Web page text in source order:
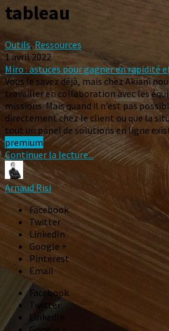
tableau
Outils,Ressources
1 avril 2022
Miro : astuces pour gagner en rapidité
Vous le savez déjà, mais chez Akiani
travailler en collaboration avec les
missions. Mais quand il n’est pas
directement chez le client ou que la
tout un panel de solutions en ligne
premium
Continuer la lecture...
Arnaud Risi
Facebook
Twitter
LinkedIn
Google +
Pinterest
Email
Facebook
Twitter
LinkedIn